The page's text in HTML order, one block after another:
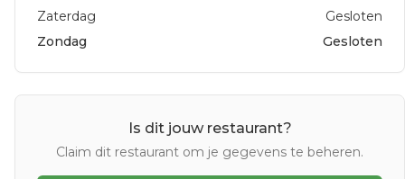
Zaterdag
Gesloten
Zondag
Gesloten
Is dit jouw restaurant?
Claim dit restaurant om je gegevens te beheren.